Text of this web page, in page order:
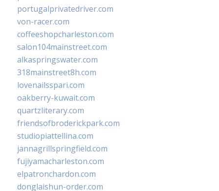
portugalprivatedriver.com
von-racer.com
coffeeshopcharleston.com
salon104mainstreet.com
alkaspringswater.com
318mainstreet8h.com
lovenailsspari.com
oakberry-kuwait.com
quartzliterary.com
friendsofbroderickpark.com
studiopiattellina.com
jannagrillspringfield.com
fujiyamacharleston.com
elpatronchardon.com
donglaishun-order.com